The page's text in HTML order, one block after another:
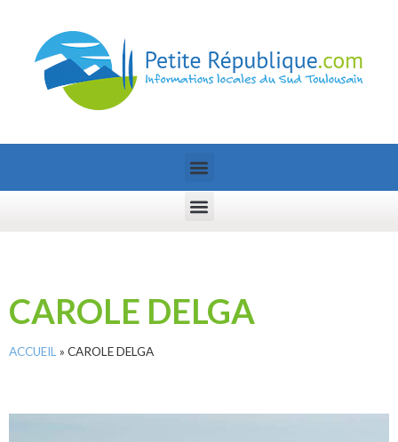
CAROLE DELGA
ACCUEIL » CAROLE DELGA